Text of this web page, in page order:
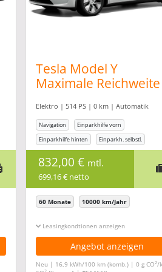
Tesla Model Y
Maximale Reichweite
inclusive*
Elektro | 514 PS | 0 km | Automatik
Navigation
Einparkhilfe vorn
Einparkhilfe hinten
Einparkh. selbstl.
832,00 € mtl.
699,16 € netto
60 Monate 10000 km/Jahr
Leasingkonditionen ein-/ausblenden
Angebot anzeigen
Neu | 16,9 kWh/100 km (komb.) | 0 g CO2/